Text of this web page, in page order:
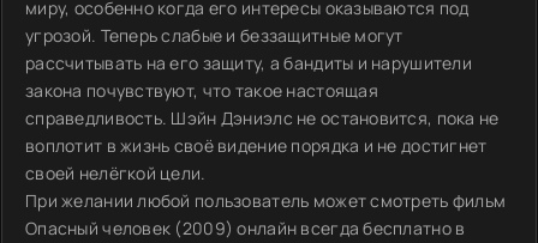
миру, особенно когда его интересы оказываются под
угрозой. Теперь слабые и беззащитные могут
рассчитывать на его защиту, а бандиты и нарушители
закона почувствуют, что такое настоящая
справедливость. Шэйн Дэниэлс не остановится, пока не
воплотит в жизнь своё видение порядка и не достигнет
своей нелёгкой цели.
При желании любой пользователь может смотреть фильм
Опасный человек (2009) онлайн всегда бесплатно в